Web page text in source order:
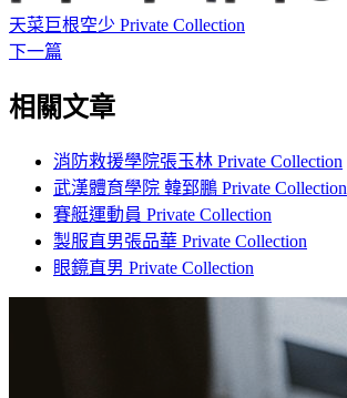
天菜巨根空少 Private Collection
下一篇
相關文章
消防救援學院張玉林 Private Collection
武漢體育學院 韓郅鵬 Private Collection
賽艇運動員 Private Collection
製服直男張品華 Private Collection
眼鏡直男 Private Collection